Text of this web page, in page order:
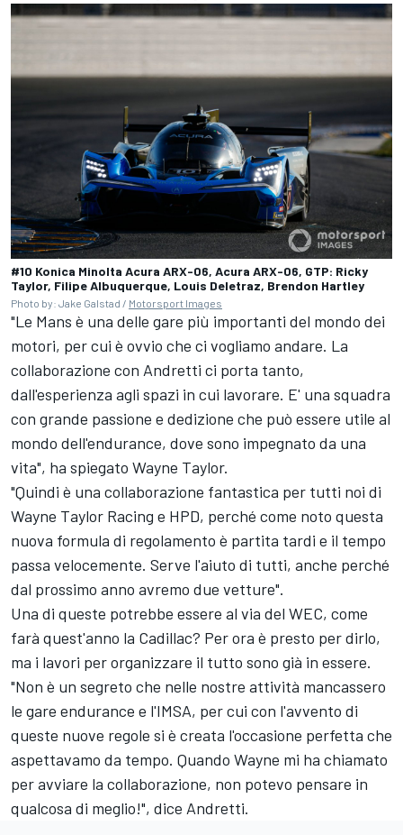
#10 Konica Minolta Acura ARX-06, Acura ARX-06, GTP: Ricky
Taylor, Filipe Albuquerque, Louis Deletraz, Brendon Hartley
Photo by: Jake Galstad / Motorsport Images
"Le Mans è una delle gare più importanti del mondo dei
motori, per cui è ovvio che ci vogliamo andare. La
collaborazione con Andretti ci porta tanto,
dall'esperienza agli spazi in cui lavorare. E' una squadra
con grande passione e dedizione che può essere utile al
mondo dell'endurance, dove sono impegnato da una
vita", ha spiegato Wayne Taylor.
"Quindi è una collaborazione fantastica per tutti noi di
Wayne Taylor Racing e HPD, perché come noto questa
nuova formula di regolamento è partita tardi e il tempo
passa velocemente. Serve l'aiuto di tutti, anche perché
dal prossimo anno avremo due vetture".
Una di queste potrebbe essere al via del WEC, come
farà quest'anno la Cadillac? Per ora è presto per dirlo,
ma i lavori per organizzare il tutto sono già in essere.
"Non è un segreto che nelle nostre attività mancassero
le gare endurance e l'IMSA, per cui con l'avvento di
queste nuove regole si è creata l'occasione perfetta che
aspettavamo da tempo. Quando Wayne mi ha chiamato
per avviare la collaborazione, non potevo pensare in
qualcosa di meglio!", dice Andretti.